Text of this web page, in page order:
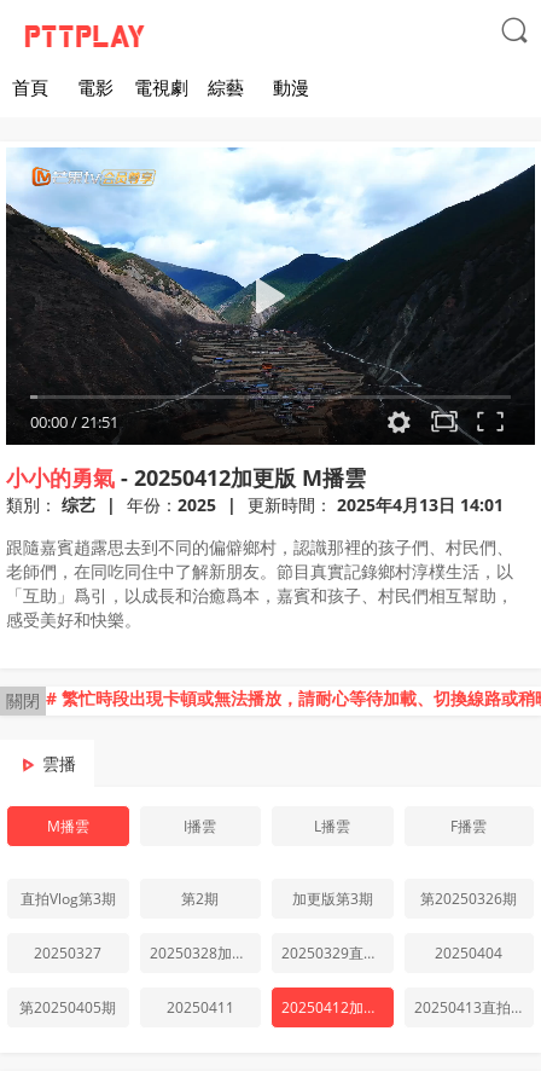

首頁 電影 電視劇 綜藝 動漫
00:00/21:51
小小的勇氣 - 20250412加更版 M播雲
類別： 综艺 | 年份： 2025 | 更新時間： 2025年4月13日 14:01
跟隨嘉賓趙露思去到不同的偏僻鄉村，認識那裡的孩子們、村民們、
老師們，在同吃同住中了解新朋友。節目真實記錄鄉村淳樸生活，以
「互助」爲引，以成長和治癒爲本，嘉賓和孩子、村民們相互幫助，
感受美好和快樂。
關閉 # 繁忙時段出現卡頓或無法播放，請耐心等待加載、切換線路或稍
雲播
M播雲 I播雲 L播雲 F播雲
直拍Vlog第3期 第2期 加更版第3期 第20250326期
20250327 20250328加更版 20250329直拍Vlog 20250404
第20250405期 20250411 20250412加更版 20250413直拍Vlog